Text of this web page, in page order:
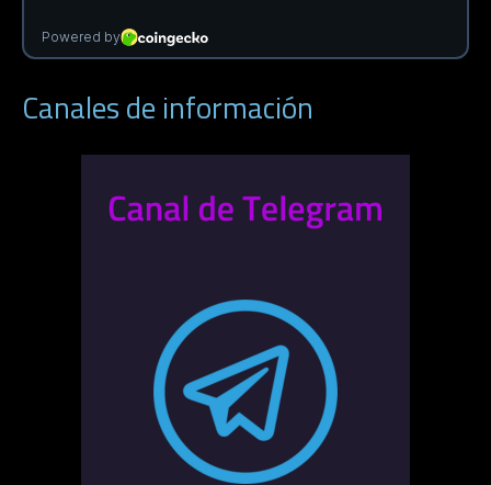
Canales de información